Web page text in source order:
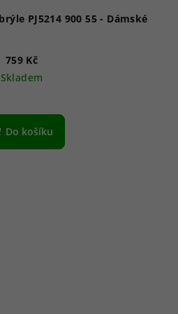
Pepe Jeans sluneční brýle PJ5214 900 55 - Dámské
759 Kč
Skladem
Do košíku